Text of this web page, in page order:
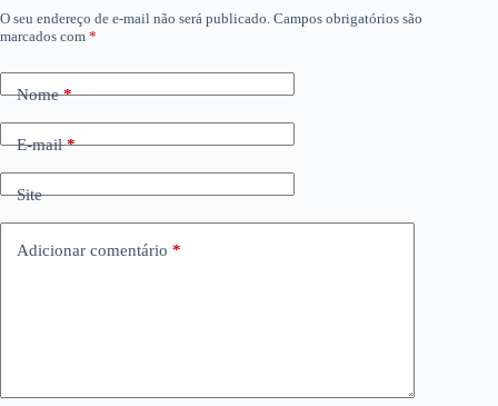
O seu endereço de e-mail não será publicado. Campos obrigatórios são
marcados com *
Nome*
E-mail*
Site
Adicionar comentário *